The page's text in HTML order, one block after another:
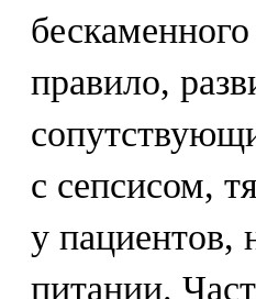
правило,
с сепсисом,
у пациентов,
питании.